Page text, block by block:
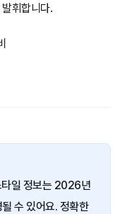
휘합니다.
일 정보는 2026년
수 있어요. 정확한